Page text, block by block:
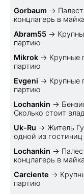
Gorbaum →
концлагерь в
Abram55 →
партию
Mikrok → Крупные
партию
Evgeni → Крупные
партию
Lochankin →
Cколько стоит
Uk-Ru → Житель
одной из гостиниц
Lochankin →
концлагерь в
Carciente →
партию